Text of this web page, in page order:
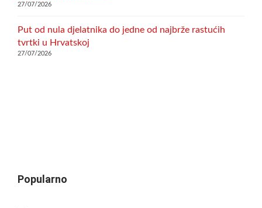
27/07/2026
Put od nula djelatnika do jedne od najbrže rastućih
tvrtki u Hrvatskoj
27/07/2026
Popularno